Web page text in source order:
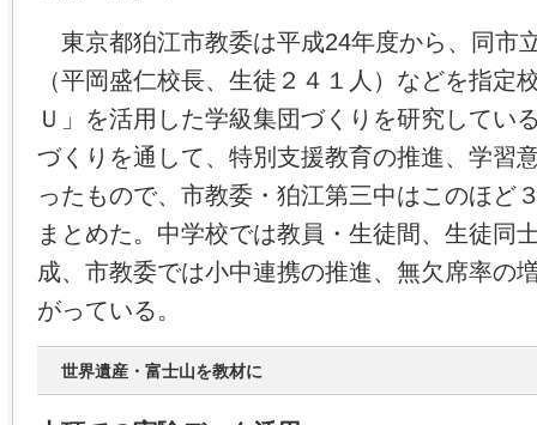
東京都狛江市教委は平成24年度から、同市
（平岡盛仁校長、生徒２４１人）などを指定
Ｕ」を活用した学級集団づくりを研究してい
づくりを通して、特別支援教育の推進、学習
ったもので、市教委・狛江第三中はこのほど
まとめた。中学校では教員・生徒間、生徒同
成、市教委では小中連携の推進、無欠席率の
がっている。
世界遺産・富士山を教材に